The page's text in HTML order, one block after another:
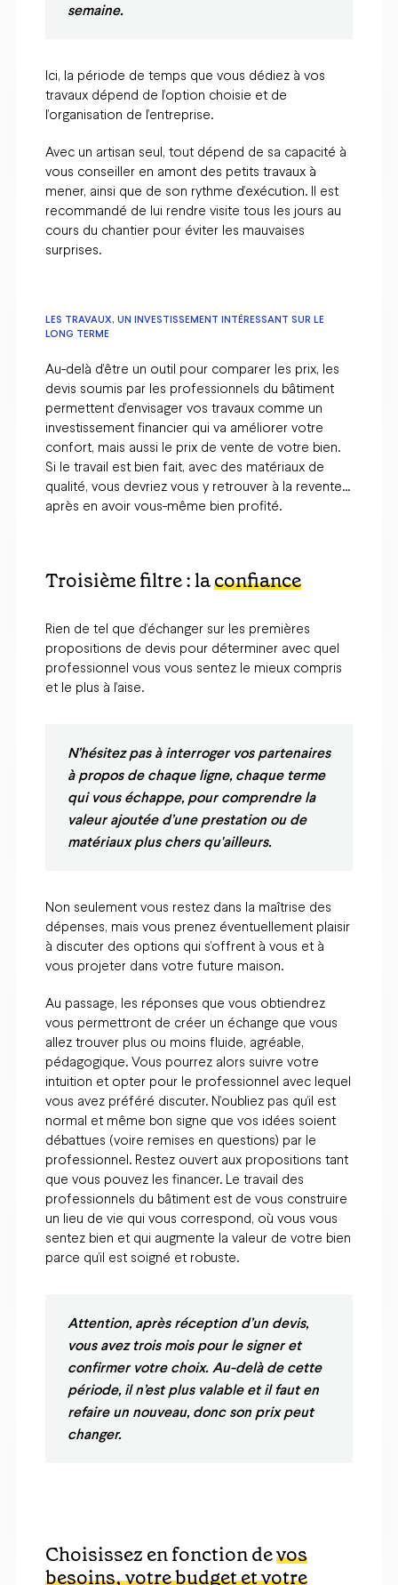
semaine.
Ici, la période de temps que vous dédiez à vos
travaux dépend de l’option choisie et de
l’organisation de l’entreprise.
Avec un artisan seul, tout dépend de sa capacité à
vous conseiller en amont des petits travaux à
mener, ainsi que de son rythme d’exécution. Il est
recommandé de lui rendre visite tous les jours au
cours du chantier pour éviter les mauvaises
surprises.
LES TRAVAUX, UN INVESTISSEMENT INTÉRESSANT SUR LE
LONG TERME
Au-delà d’être un outil pour comparer les prix, les
devis soumis par les professionnels du bâtiment
permettent d’envisager vos travaux comme un
investissement financier qui va améliorer votre
confort, mais aussi le prix de vente de votre bien.
Si le travail est bien fait, avec des matériaux de
qualité, vous devriez vous y retrouver à la revente…
après en avoir vous-même bien profité.
Troisième filtre : laconfiance
Rien de tel que d’échanger sur les premières
propositions de devis pour déterminer avec quel
professionnel vous vous sentez le mieux compris
et le plus à l’aise.
N’hésitez pas à interroger vos partenaires
à propos de chaque ligne, chaque terme
qui vous échappe, pour comprendre la
valeur ajoutée d’une prestation ou de
matériaux plus chers qu'ailleurs.
Non seulement vous restez dans la maîtrise des
dépenses, mais vous prenez éventuellement plaisir
à discuter des options qui s’offrent à vous et à
vous projeter dans votre future maison.
Au passage, les réponses que vous obtiendrez
vous permettront de créer un échange que vous
allez trouver plus ou moins fluide, agréable,
pédagogique. Vous pourrez alors suivre votre
intuition et opter pour le professionnel avec lequel
vous avez préféré discuter. N’oubliez pas qu’il est
normal et même bon signe que vos idées soient
débattues (voire remises en questions) par le
professionnel. Restez ouvert aux propositions tant
que vous pouvez les financer. Le travail des
professionnels du bâtiment est de vous construire
un lieu de vie qui vous correspond, où vous vous
sentez bien et qui augmente la valeur de votre bien
parce qu’il est soigné et robuste.
Attention, après réception d’un devis,
vous avez trois mois pour le signer et
confirmer votre choix. Au-delà de cette
période, il n’est plus valable et il faut en
refaire un nouveau, donc son prix peut
changer.
Choisissez en fonction devos
besoins, votre budget et votre